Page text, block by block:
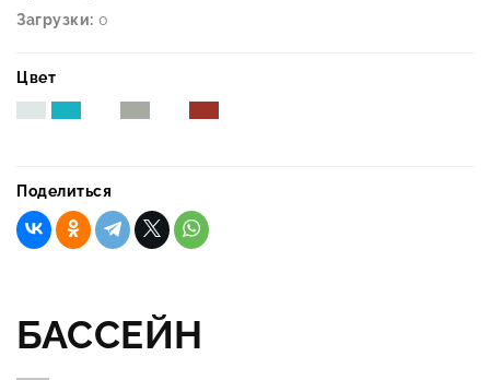
Загрузки: 0
Цвет
Поделиться
БАССЕЙН